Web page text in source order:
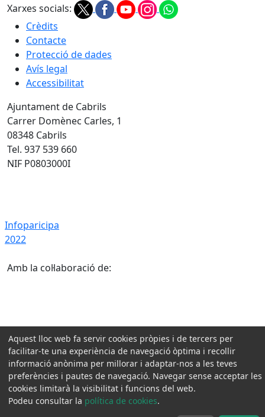
−
Xarxes socials:
Crèdits
Contacte
Protecció de dades
Avís legal
Accessibilitat
Ajuntament de Cabrils
Carrer Domènec Carles, 1
08348 Cabrils
Tel. 937 539 660
NIF P0803000I
Infoparicipa
2022
Amb la col·laboració de:
Aquest lloc web fa servir cookies pròpies i de tercers per
facilitar-te una experiència de navegació òptima i recollir
informació anònima per millorar i adaptar-nos a les teves
preferències i pautes de navegació. Navegar sense acceptar les
cookies limitarà la visibilitat i funcions del web.
Podeu consultar la política de cookies.